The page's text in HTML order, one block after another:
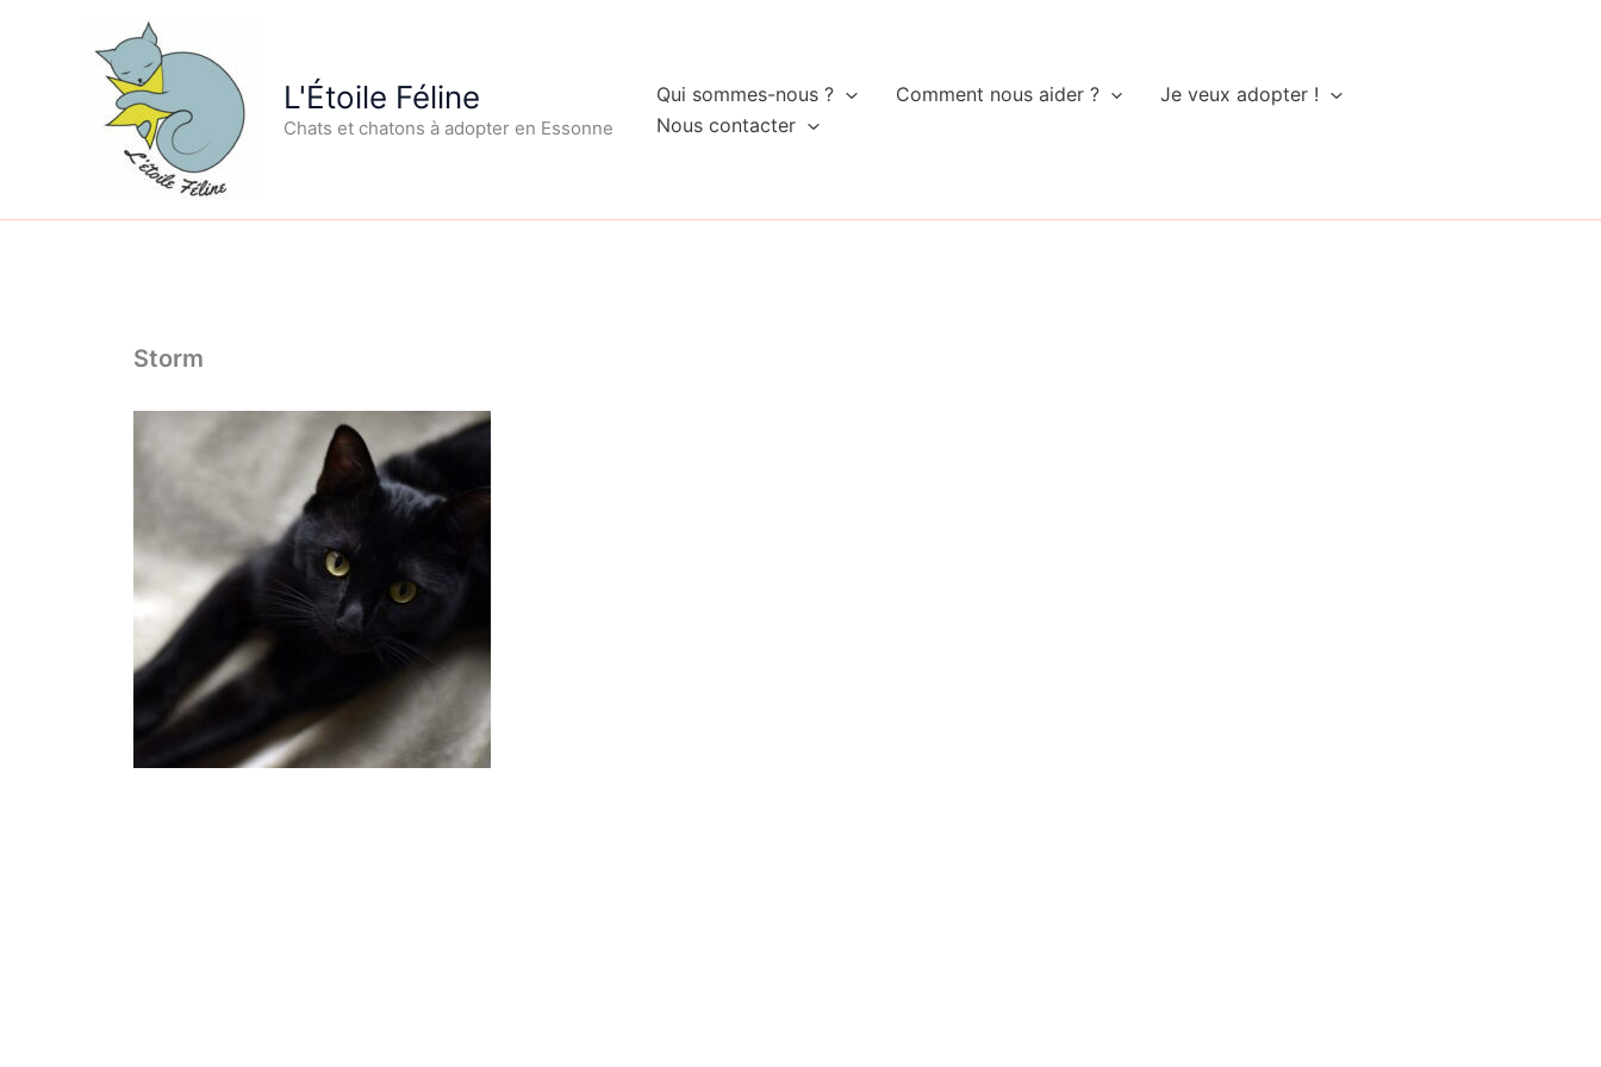
L'Étoile Féline
Chats et chatons à adopter en Essonne
Qui sommes-nous ? Comment nous aider ?
Je veux adopter !
Nous contacter
Storm